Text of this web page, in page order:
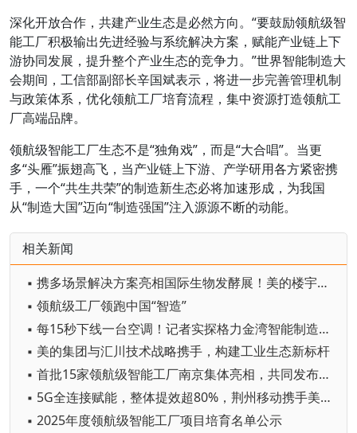
深化开放合作，共建产业生态是必然方向。“要鼓励领航级智
能工厂积极输出先进经验与系统解决方案，赋能产业链上下
游协同发展，提升整个产业生态的竞争力。”世界智能制造大
会期间，工信部副部长辛国斌表示，将进一步完善管理机制
与政策体系，优化领航工厂培育流程，集中资源打造领航工
厂高端品牌。
领航级智能工厂生态不是“独角戏”，而是“大合唱”。当更
多“头雁”振翅高飞，当产业链上下游、产学研用各方紧密携
手，一个“共生共荣”的制造新生态必将加速形成，为我国
从“制造大国”迈向“制造强国”注入源源不断的动能。
相关新闻
▪ 携多场景解决方案亮相国际生物发酵展！美的楼宇科技争当行业深度耕耘者
▪ 领航级工厂领跑中国“智造”
▪ 每15秒下线一台空调！记者实探格力金湾智能制造工厂
▪ 美的集团与汇川技术战略携手，构建工业生态新标杆
▪ 首批15家领航级智能工厂南京集体亮相，共同发布“领航行动计划”联合倡议
▪ 5G全连接赋能，整体提效超80%，荆州移动携手美的打造全球首个多场景智能体工厂
▪ 2025年度领航级智能工厂项目培育名单公示